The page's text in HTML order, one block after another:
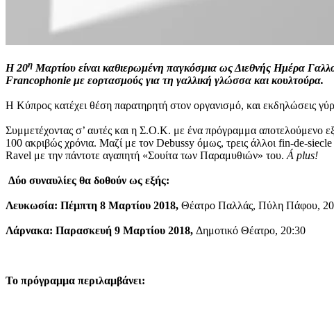
Η 20η Μαρτίου είναι καθιερωμένη παγκόσμια ως Διεθνής Ημέρα
Francophonie με εορτασμούς για τη γαλλική γλώσσα και κουλτούρα.
Η Κύπρος κατέχει θέση παρατηρητή στον οργανισμό, και εκδηλώσεις
Συμμετέχοντας σ’ αυτές και η Σ.Ο.Κ. με ένα πρόγραμμα αποτελούμενο
100 ακριβώς χρόνια. Μαζί με τον Debussy όμως, τρεις άλλοι fin-de-
Ravel με την πάντοτε αγαπητή «Σουίτα των Παραμυθιών» του. Á plus!
Δύο συναυλίες θα δοθούν ως εξής:
Λευκωσία: Πέμπτη 8 Μαρτίου 2018, Θέατρο Παλλάς, Πύλη Πάφου,
Λάρνακα: Παρασκευή 9 Μαρτίου 2018, Δημοτικό Θέατρο, 20:30
Το πρόγραμμα περιλαμβάνει: